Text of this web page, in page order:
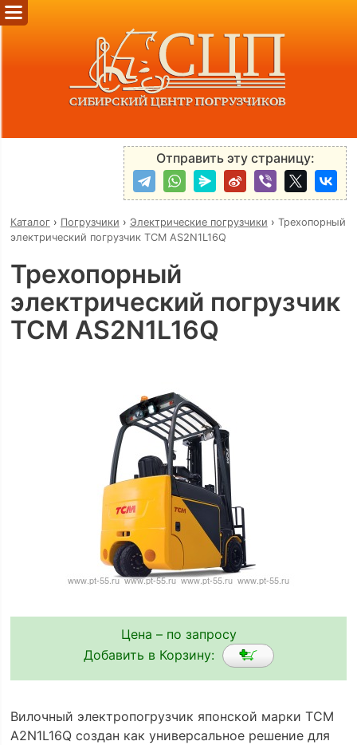
Отправить эту страницу:
Каталог› Погрузчики › Электрические погрузчики › Трехопорный
электрический погрузчик TCM AS2N1L16Q
Трехопорный
электрический погрузчик
TCM AS2N1L16Q
Цена – по запросу
Добавить в Корзину:
Вилочный электропогрузчик японской марки TCM
A2N1L16Q создан как универсальное решение для